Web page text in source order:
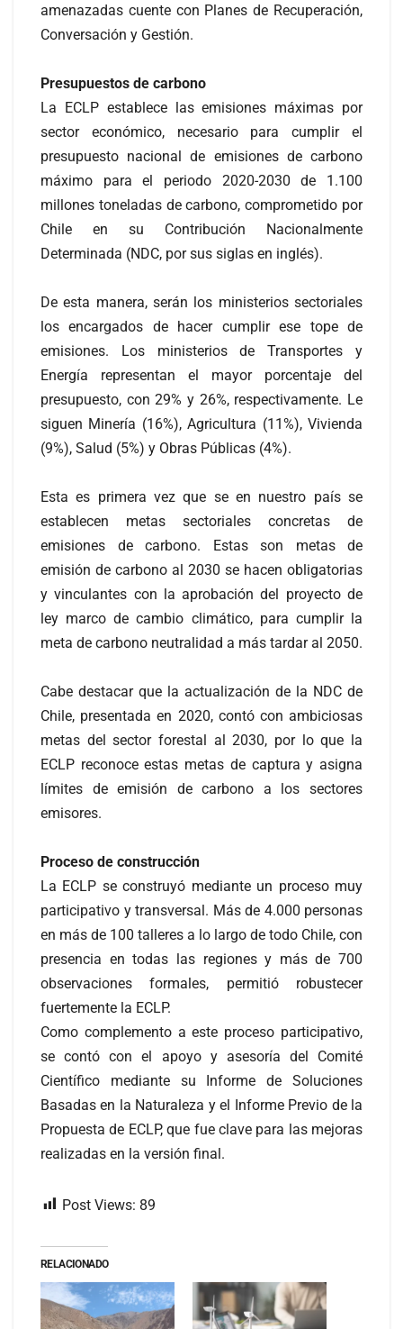
amenazadas cuente con Planes de Recuperación,
Conversación y Gestión.
Presupuestos de carbono
La ECLP establece las emisiones máximas por
sector económico, necesario para cumplir el
presupuesto nacional de emisiones de carbono
máximo para el periodo 2020-2030 de 1.100
millones toneladas de carbono, comprometido por
Chile en su Contribución Nacionalmente
Determinada (NDC, por sus siglas en inglés).
De esta manera, serán los ministerios sectoriales
los encargados de hacer cumplir ese tope de
emisiones. Los ministerios de Transportes y
Energía representan el mayor porcentaje del
presupuesto, con 29% y 26%, respectivamente. Le
siguen Minería (16%), Agricultura (11%), Vivienda
(9%), Salud (5%) y Obras Públicas (4%).
Esta es primera vez que se en nuestro país se
establecen metas sectoriales concretas de
emisiones de carbono. Estas son metas de
emisión de carbono al 2030 se hacen obligatorias
y vinculantes con la aprobación del proyecto de
ley marco de cambio climático, para cumplir la
meta de carbono neutralidad a más tardar al 2050.
Cabe destacar que la actualización de la NDC de
Chile, presentada en 2020, contó con ambiciosas
metas del sector forestal al 2030, por lo que la
ECLP reconoce estas metas de captura y asigna
límites de emisión de carbono a los sectores
emisores.
Proceso de construcción
La ECLP se construyó mediante un proceso muy
participativo y transversal. Más de 4.000 personas
en más de 100 talleres a lo largo de todo Chile, con
presencia en todas las regiones y más de 700
observaciones formales, permitió robustecer
fuertemente la ECLP.
Como complemento a este proceso participativo,
se contó con el apoyo y asesoría del Comité
Científico mediante su Informe de Soluciones
Basadas en la Naturaleza y el Informe Previo de la
Propuesta de ECLP, que fue clave para las mejoras
realizadas en la versión final.
Post Views: 89
RELACIONADO